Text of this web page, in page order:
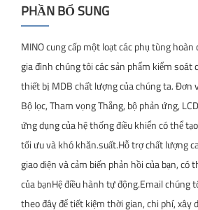
PHẦN BỔ SUNG
MINO cung cấp một loạt các phụ tùng
gia đình chúng tôi các sản phẩm kiểm soát
thiết bị MDB chất lượng của chúng ta. Đơn
Bộ lọc, Tham vọng Thắng, bộ phản ứng,
ứng dụng của hệ thống điều khiển có thể
tối ưu và khó khăn.suất.Hỗ trợ chất lượng
giao diện và cảm biến phản hồi của bạn, có
của bạnHệ điều hành tự động.Email chúng
theo đây để tiết kiệm thời gian, chi phí, xây